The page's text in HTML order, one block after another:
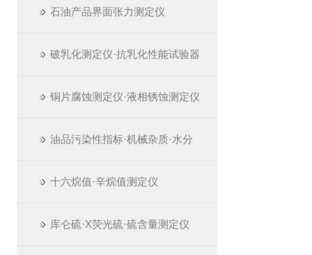
石油产品界面张力测定仪
破乳化测定仪·抗乳化性能试验器
铜片腐蚀测定仪·液相锈蚀测定仪
油品污染性指标·机械杂质·水分
十六烷值·辛烷值测定仪
库仑硫·X荧光硫·硫含量测定仪